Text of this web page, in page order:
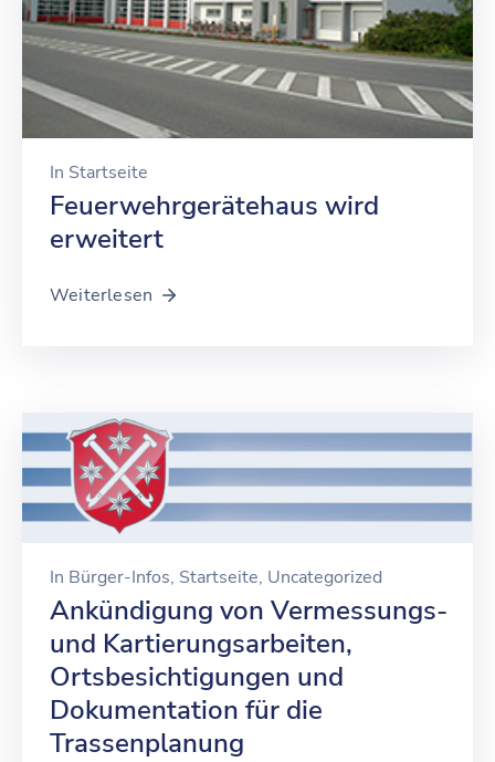
In Startseite
Feuerwehrgerätehaus wird
erweitert
Weiterlesen
In Bürger-Infos‚ Startseite‚ Uncategorized
Ankündigung von Vermessungs-
und Kartierungsarbeiten,
Ortsbesichtigungen und
Dokumentation für die
Trassenplanung